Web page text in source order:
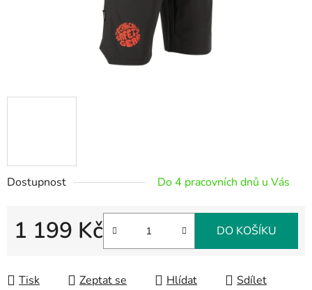
Dostupnost Do 4 pracovních dnů u Vás
1 199 Kč DO KOŠÍKU
Tisk Zeptat se Hlídat Sdílet